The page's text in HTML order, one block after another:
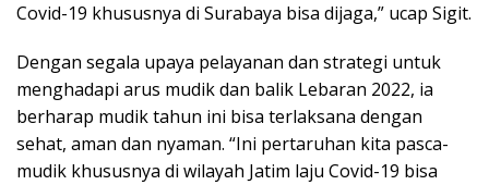
Covid-19 khususnya di Surabaya bisa dijaga,” ucap Sigit.
Dengan segala upaya pelayanan dan strategi untuk
menghadapi arus mudik dan balik Lebaran 2022, ia
berharap mudik tahun ini bisa terlaksana dengan
sehat, aman dan nyaman. “Ini pertaruhan kita pasca-
mudik khususnya di wilayah Jatim laju Covid-19 bisa